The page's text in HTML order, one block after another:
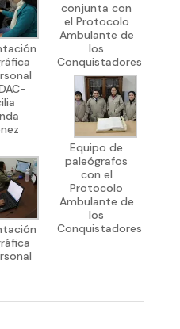
conjunta con
el Protocolo
Ambulante de
los
Conquistadores
Equipo de
paleógrafos
con el
Protocolo
Ambulante de
los
Conquistadores